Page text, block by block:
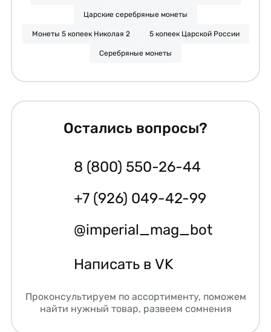
Царские серебряные монеты
Монеты 5 копеек Николая 2 5 копеек Царской России
Серебряные монеты
Остались вопросы?
8 (800) 550-26-44
+7 (926) 049-42-99
@imperial_mag_bot
Написать в VK
Проконсультируем по ассортименту, поможем
найти нужный товар, развеем сомнения